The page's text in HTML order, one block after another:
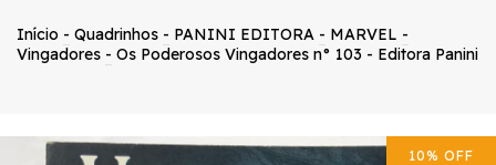
Início - Quadrinhos - PANINI EDITORA - MARVEL -
Vingadores - Os Poderosos Vingadores n° 103 - Editora Panini
10% OFF